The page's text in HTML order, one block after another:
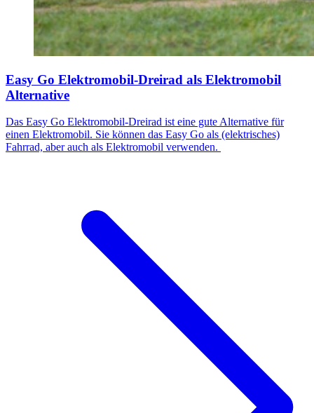
Easy Go Elektromobil-Dreirad als Elektromobil
Alternative
Das Easy Go Elektromobil-Dreirad ist eine gute Alternative für
einen Elektromobil. Sie können das Easy Go als (elektrisches)
Fahrrad, aber auch als Elektromobil verwenden. ​